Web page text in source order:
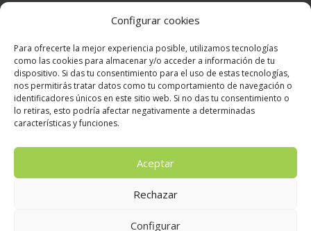
Configurar cookies
Para ofrecerte la mejor experiencia posible, utilizamos tecnologías
como las cookies para almacenar y/o acceder a información de tu
dispositivo. Si das tu consentimiento para el uso de estas tecnologías,
nos permitirás tratar datos como tu comportamiento de navegación o
identificadores únicos en este sitio web. Si no das tu consentimiento o
lo retiras, esto podría afectar negativamente a determinadas
características y funciones.
Aceptar
Rechazar
Configurar
i Tengo un manuscrito
RNecesito que alguien valore mi libro
BOOKSTORE
ECondiciones Generales de Contratación
E Política de devoluciones
E